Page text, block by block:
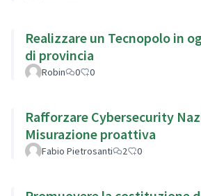
Realizzare un Tecnopolo in
di provincia
Robin 0 0
Rafforzare Cybersecurity
Misurazione proattiva
Fabio Pietrosanti 2 0